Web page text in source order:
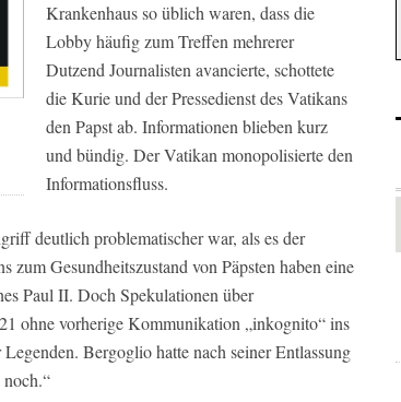
Krankenhaus so üblich waren, dass die
Lobby häufig zum Treffen mehrerer
Dutzend Journalisten avancierte, schottete
die Kurie und der Pressedienst des Vatikans
den Papst ab. Informationen blieben kurz
und bündig. Der Vatikan monopolisierte den
Informationsfluss.
deutlich problematischer war, als es der
Gesundheitszustand von Päpsten haben eine
Paul II. Doch Spekulationen über
ohne vorherige Kommunikation „inkognito“ ins
Bergoglio hatte nach seiner Entlassung